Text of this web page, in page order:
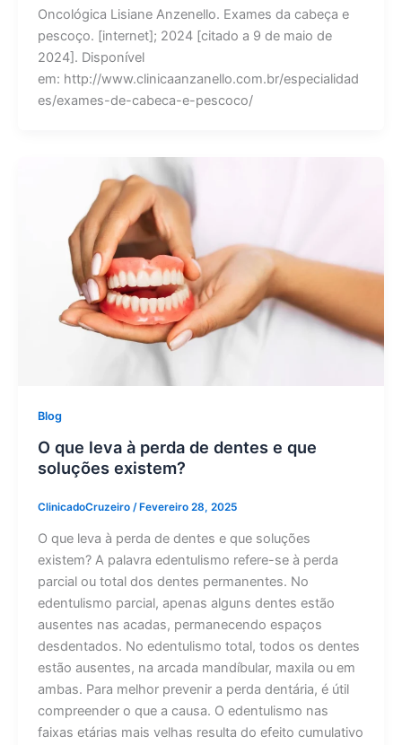
Oncológica Lisiane Anzenello. Exames da cabeça e
pescoço. [internet]; 2024 [citado a 9 de maio de
2024]. Disponível
em: http://www.clinicaanzanello.com.br/especialidad
es/exames-de-cabeca-e-pescoco/
Blog
O que leva à perda de dentes e que
soluções existem?
ClinicadoCruzeiro /Fevereiro 28, 2025
O que leva à perda de dentes e que soluções
existem? A palavra edentulismo refere-se à perda
parcial ou total dos dentes permanentes. No
edentulismo parcial, apenas alguns dentes estão
ausentes nas acadas, permanecendo espaços
desdentados. No edentulismo total, todos os dentes
estão ausentes, na arcada mandíbular, maxila ou em
ambas. Para melhor prevenir a perda dentária, é útil
compreender o que a causa. O edentulismo nas
faixas etárias mais velhas resulta do efeito cumulativo